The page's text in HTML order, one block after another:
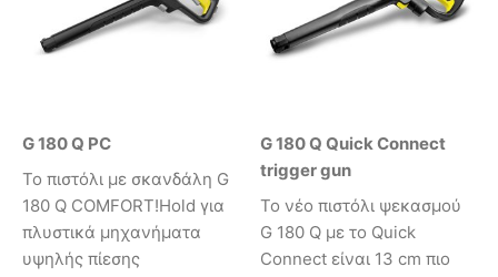
G 180 Q PC
Το πιστόλι με σκανδάλη G
180 Q COMFORT!Hold για
πλυστικά μηχανήματα
υψηλής πίεσης
G 180 Q Quick Connect
trigger gun
Το νέο πιστόλι ψεκασμού
G 180 Q με το Quick
Connect είναι 13 cm πιο